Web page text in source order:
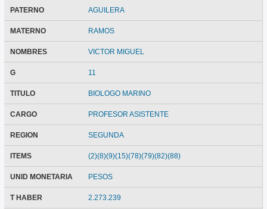
PATERNO AGUILERA
MATERNO RAMOS
NOMBRES VICTOR MIGUEL
G 11
TITULO BIOLOGO MARINO
CARGO PROFESOR ASISTENTE
REGION SEGUNDA
ITEMS (2)(8)(9)(15)(78)(79)(82)(88)
UNID MONETARIA PESOS
T HABER 2.273.239